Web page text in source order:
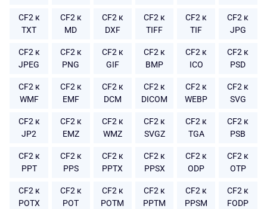
CF2 к
TXT
CF2 к
MD
CF2 к
DXF
CF2 к
TIFF
CF2 к
TIF
CF2 к
JPG
CF2 к
JPEG
CF2 к
PNG
CF2 к
GIF
CF2 к
BMP
CF2 к
ICO
CF2 к
PSD
CF2 к
WMF
CF2 к
EMF
CF2 к
DCM
CF2 к
DICOM
CF2 к
WEBP
CF2 к
SVG
CF2 к
JP2
CF2 к
EMZ
CF2 к
WMZ
CF2 к
SVGZ
CF2 к
TGA
CF2 к
PSB
CF2 к
PPT
CF2 к
PPS
CF2 к
PPTX
CF2 к
PPSX
CF2 к
ODP
CF2 к
OTP
CF2 к
POTX
CF2 к
POT
CF2 к
POTM
CF2 к
PPTM
CF2 к
PPSM
CF2 к
FODP